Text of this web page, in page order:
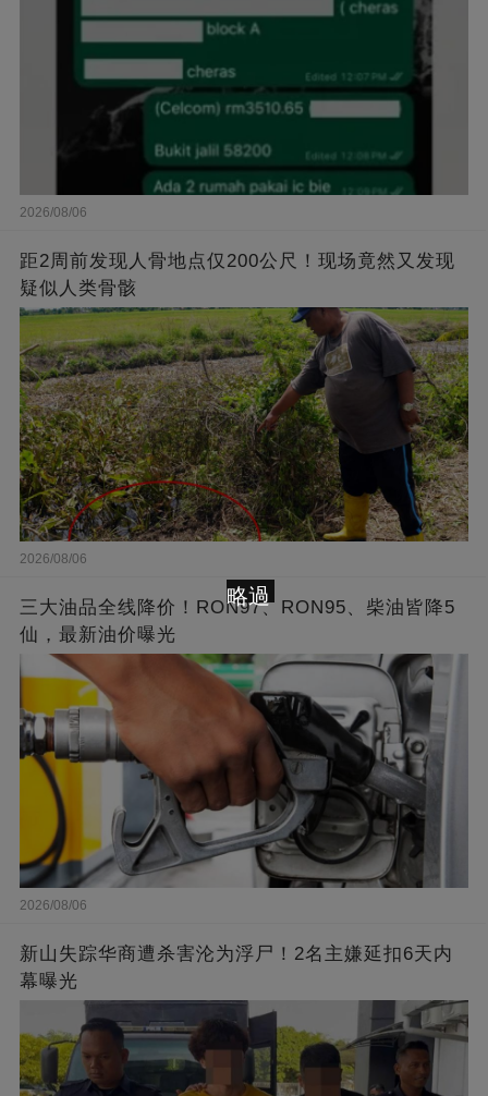
2026/08/06
距2周前发现人骨地点仅200公尺！现场竟然又发现
疑似人类骨骸
2026/08/06
三大油品全线降价！RON97、RON95、柴油皆降5
仙，最新油价曝光
2026/08/06
新山失踪华商遭杀害沦为浮尸！2名主嫌延扣6天内
幕曝光
略過